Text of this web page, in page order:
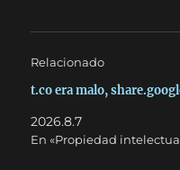
Relacionado
t.co era malo,
2026.8.7
En «Propiedad